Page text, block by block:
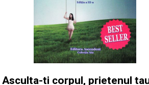
Asculta-ti corpul, prietenul